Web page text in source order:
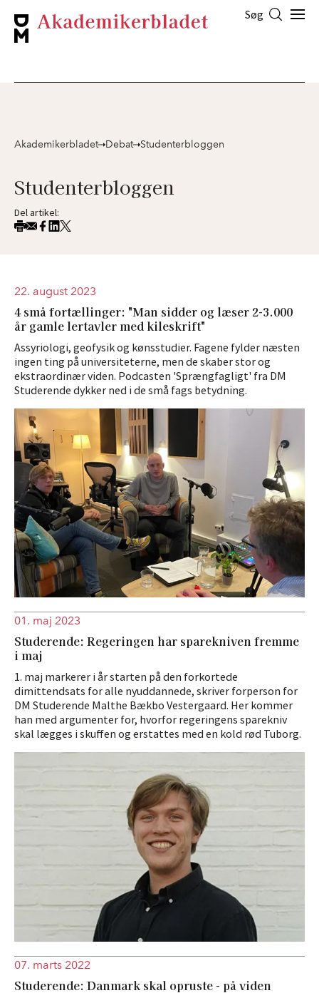
Søg
Akademikerbladet Debat Studenterbloggen
Studenterbloggen
Del artikel:
22. august 2023
4 små fortællinger: "Man sidder og læser 2-3.000
år gamle lertavler med kileskrift"
Assyriologi, geofysik og kønsstudier. Fagene fylder næsten
ingen ting på universiteterne, men de skaber stor og
ekstraordinær viden. Podcasten 'Sprængfagligt' fra DM
Studerende dykker ned i de små fags betydning.
01. maj 2023
Studerende: Regeringen har sparekniven fremme
i maj
1. maj markerer i år starten på den forkortede
dimittendsats for alle nyuddannede, skriver forperson for
DM Studerende Malthe Bækbo Vestergaard. Her kommer
han med argumenter for, hvorfor regeringens sparekniv
skal lægges i skuffen og erstattes med en kold rød Tuborg.
07. marts 2022
Studerende: Danmark skal opruste - på viden